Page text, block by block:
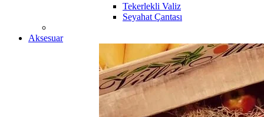
Tekerlekli Valiz
Seyahat Çantası
Aksesuar